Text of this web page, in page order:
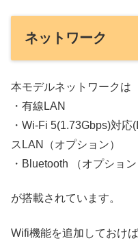
ネットワーク
本モデルネットワークは
・有線LAN
・Wi-Fi 5(1.73Gbps)対
スLAN（オプション）
・Bluetooth （オプション
が搭載されています。
Wifi機能を追加しておけ